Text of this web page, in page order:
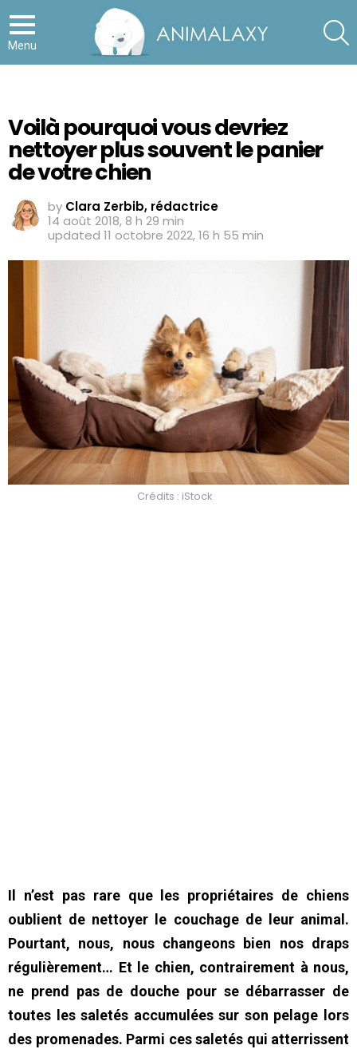
Menu
Voilà pourquoi vous devriez
nettoyer plus souvent le panier
de votre chien
by Clara Zerbib, rédactrice
14 août 2018, 8 h 29 min
updated 11 octobre 2022, 16 h 55 min
Crédits : iStock
Il n’est pas rare que les propriétaires de chiens
oublient de nettoyer le couchage de leur animal.
Pourtant, nous, nous changeons bien nos draps
régulièrement… Et le chien, contrairement à nous,
ne prend pas de douche pour se débarrasser de
toutes les saletés accumulées sur son pelage lors
des promenades. Parmi ces saletés qui atterrissent